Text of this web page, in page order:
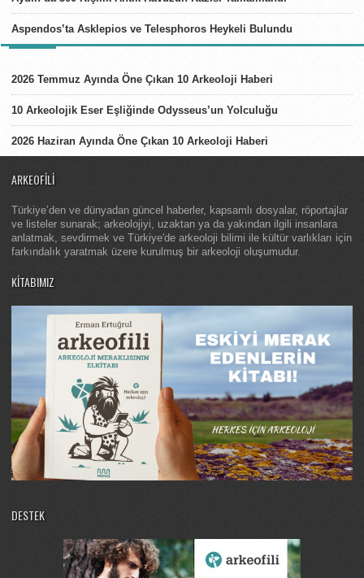
Aspendos’ta Asklepios ve Telesphoros Heykeli Bulundu
2026 Temmuz Ayında Öne Çıkan 10 Arkeoloji Haberi
10 Arkeolojik Eser Eşliğinde Odysseus’un Yolculuğu
2026 Haziran Ayında Öne Çıkan 10 Arkeoloji Haberi
ARKEOFILI
Türkiye’den ve dünyadan güncel haberler, kapsamlı dosyalar, röportajlar
ve listeler sunarak; arkeolojiyi, uzaktan ya da yakından ilgili insanlara
anlatmak, sevdirmek ve Türkiye'de arkeoloji bilimi ile kültür varlıkları için
farkındalık yaratmak üzere kurulmuş bir arkeoloji oluşumudur.
KITABIMIZ
DESTEK